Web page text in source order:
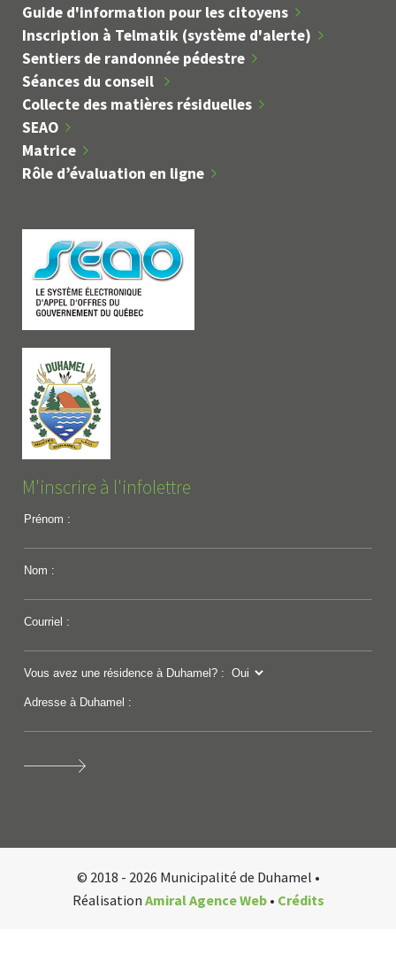
Guide d'information pour les citoyens
Inscription à Telmatik (système d'alerte)
Sentiers de randonnée pédestre
Séances du conseil
Collecte des matières résiduelles
SEAO
Matrice
Rôle d’évaluation en ligne
M'inscrire à l'infolettre
Prénom :
Nom :
Courriel :
Vous avez une résidence à Duhamel? :
Adresse à Duhamel :
© 2018 - 2026 Municipalité de Duhamel •
Réalisation Amiral Agence Web• Crédits